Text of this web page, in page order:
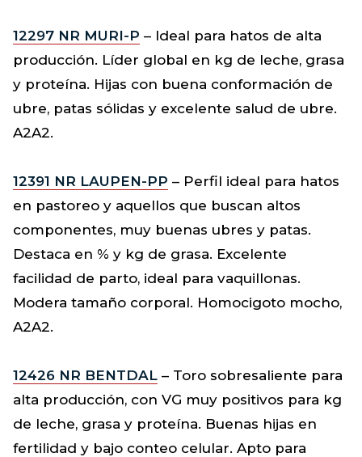
12297 NR MURI-P – Ideal para hatos de alta
producción. Líder global en kg de leche, grasa
y proteína. Hijas con buena conformación de
ubre, patas sólidas y excelente salud de ubre.
A2A2.
12391 NR LAUPEN-PP – Perfil ideal para hatos
en pastoreo y aquellos que buscan altos
componentes, muy buenas ubres y patas.
Destaca en % y kg de grasa. Excelente
facilidad de parto, ideal para vaquillonas.
Modera tamaño corporal. Homocigoto mocho,
A2A2.
12426 NR BENTDAL – Toro sobresaliente para
alta producción, con VG muy positivos para kg
de leche, grasa y proteína. Buenas hijas en
fertilidad y bajo conteo celular. Apto para